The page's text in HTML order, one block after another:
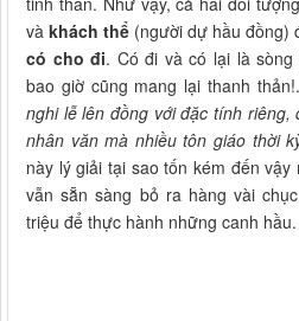
và khách thể (người dự hầu đồng)
có cho đi. Có đi và có lại là
bao giờ cũng mang lại thanh
nghi lễ lên đồng với đặc tính
nhân văn mà nhiều tôn giáo thời
này lý giải tại sao tốn kém đến
vẫn sẵn sàng bỏ ra hàng vài
triệu để thực hành những canh hầu.